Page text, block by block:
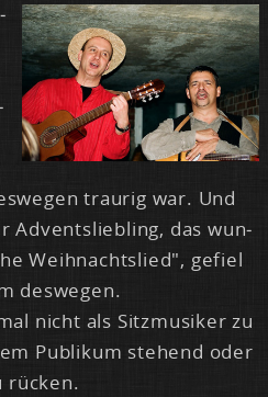
trau­rig war. Und
Ad­vents­lieb­ling, das wun­
Weih­nachts­lied", ge­fiel
des­we­gen.
nicht als Sitz­mu­si­ker zu
Pu­bli­kum ste­hend oder
rü­cken.